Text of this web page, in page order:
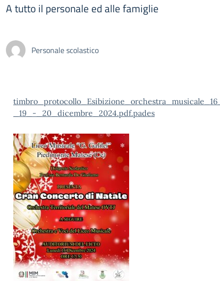
A tutto il personale ed alle famiglie
Personale scolastico
_19_-_20_dicembre_2024.pdf.pades